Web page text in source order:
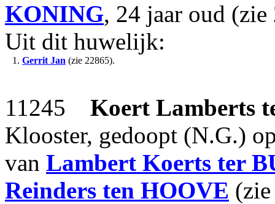
KONING, 24 jaar oud (zie
Uit dit huwelijk:
1. Gerrit Jan (zie 22865).
11245 Koert Lamberts
Klooster, gedoopt (N.G.)
van Lambert Koerts ter
Reinders ten HOOVE